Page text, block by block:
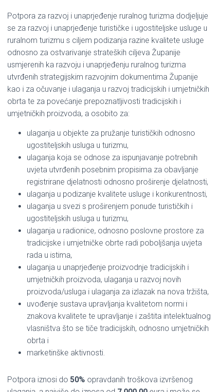
Potpora za razvoj i unaprjeđenje ruralnog turizma dodjeljuje
se za razvoj i unaprjeđenje turističke i ugostiteljske usluge u
ruralnom turizmu s ciljem podizanja razine kvalitete usluge
odnosno za ostvarivanje strateških ciljeva Županije
usmjerenih ka razvoju i unaprjeđenju ruralnog turizma
utvrđenih strategijskim razvojnim dokumentima Županije
kao i za očuvanje i ulaganja u razvoj tradicijskih i umjetničkih
obrta te za povećanje prepoznatljivosti tradicijskih i
umjetničkih proizvoda, a osobito za:
ulaganja u objekte za pružanje turističkih odnosno
ugostiteljskih usluga u turizmu,
ulaganja koja se odnose za ispunjavanje potrebnih
uvjeta utvrđenih posebnim propisima za obavljanje
registrirane djelatnosti odnosno proširenje djelatnosti,
ulaganja u podizanje kvalitete usluge i konkurentnosti,
ulaganja u svezi s proširenjem ponude turističkih i
ugostiteljskih usluga u turizmu,
ulaganja u radionice, odnosno poslovne prostore za
tradicijske i umjetničke obrte radi poboljšanja uvjeta
rada u istima,
ulaganja u unaprjeđenje proizvodnje tradicijskih i
umjetničkih proizvoda, ulaganja u razvoj novih
proizvoda/usluga i ulaganja za izlazak na nova tržišta,
uvođenje sustava upravljanja kvalitetom normi i
znakova kvalitete te upravljanje i zaštita intelektualnog
vlasništva što se tiče tradicijskih, odnosno umjetničkih
obrta i
marketinške aktivnosti.
Potpora iznosi do 50% opravdanih troškova izvršenog